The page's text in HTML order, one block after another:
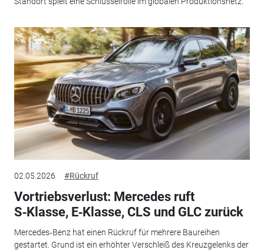
02.05.2026 #Rückruf
Vortriebsverlust: Mercedes ruft
S‑Klasse, E‑Klasse, CLS und GLC zurück
Mercedes‑Benz hat einen Rückruf für mehrere Baureihen
gestartet. Grund ist ein erhöhter Verschleiß des Kreuzgelenks der